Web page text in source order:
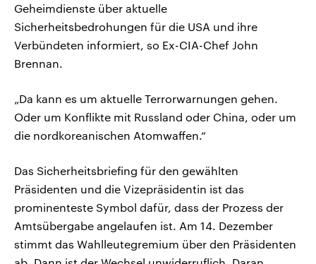
Geheimdienste über aktuelle
Sicherheitsbedrohungen für die USA und ihre
Verbündeten informiert, so Ex-CIA-Chef John
Brennan.
„Da kann es um aktuelle Terrorwarnungen gehen.
Oder um Konflikte mit Russland oder China, oder um
die nordkoreanischen Atomwaffen.“
Das Sicherheitsbriefing für den gewählten
Präsidenten und die Vizepräsidentin ist das
prominenteste Symbol dafür, dass der Prozess der
Amtsübergabe angelaufen ist. Am 14. Dezember
stimmt das Wahlleutegremium über den Präsidenten